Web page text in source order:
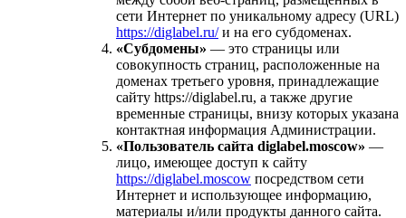
сети Интернет по уникальному адресу (URL)
https://diglabel.ru/и на его субдоменах.
«Субдомены» — это страницы или
совокупность страниц, расположенные на
доменах третьего уровня, принадлежащие
сайту https://diglabel.ru, а также другие
временные страницы, внизу которых указана
контактная информация Администрации.
«Пользователь сайта diglabel.moscow» —
лицо, имеющее доступ к сайту
https://diglabel.moscow посредством сети
Интернет и использующее информацию,
материалы и/или продукты данного сайта.